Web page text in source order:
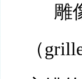
雕
（